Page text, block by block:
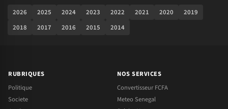
2026 2025 2024 2023 2022 2021 2020
2019
2018
2017 2016 2015 2014
RUBRIQUES
Politique
Societe
NOS SERVICES
Convertisseur FCFA
Meteo Senegal